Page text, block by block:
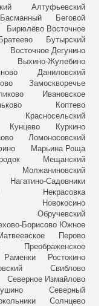
Алтуфьевский
Басманный
Беговой
Бирюлёво Восточное
Братеево
Бутырский
Восточное Дегунино
Выхино-Жулебино
Даниловский
Замоскворечье
Ивановское
Коптево
Красносельский
Кунцево
Куркино
Ломоносовский
Марьина Роща
Мещанский
Молжаниновский
Нагатино-Садовники
Некрасовка
Новокосино
Обручевский
Борисово Южное
Перово
Преображенское
Раменки
Ростокино
Свиблово
Северное Измайлово
Северный
Солнцево